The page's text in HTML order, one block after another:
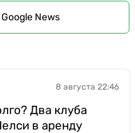
News
8 августа 22:46
Два клуба
в аренду